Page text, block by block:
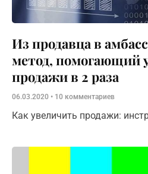
Из продавца в
метод, помогающий
продажи в 2 раза
06.03.2020 10 комментариев
Как увеличить